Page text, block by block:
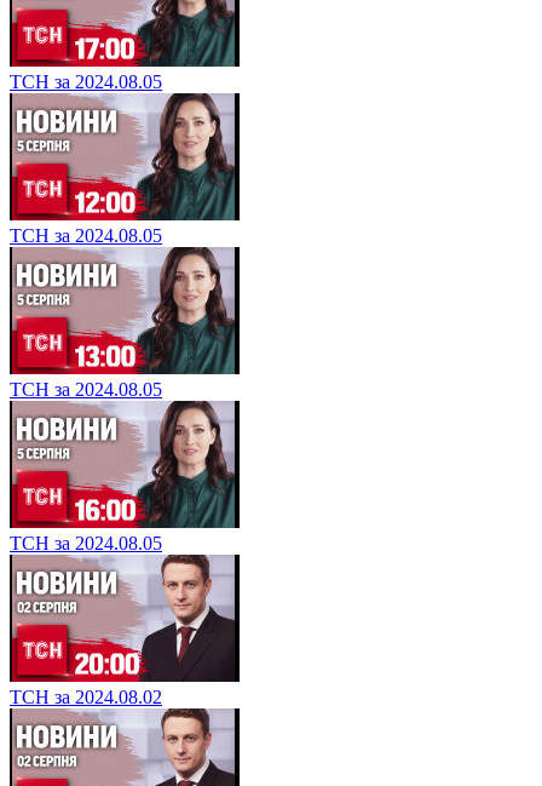
ТСН за 2024.08.05
ТСН за 2024.08.05
ТСН за 2024.08.05
ТСН за 2024.08.05
ТСН за 2024.08.02